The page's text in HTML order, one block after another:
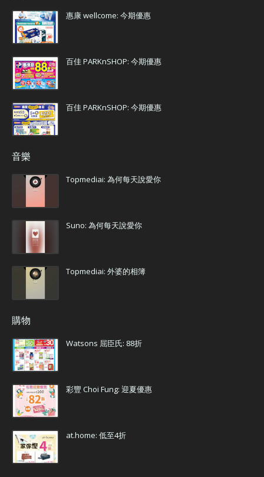
惠康 wellcome: 今期優惠
百佳 PARKnSHOP: 今期優惠
百佳 PARKnSHOP: 今期優惠
音樂
Topmediai: 為何每天說愛你
Suno: 為何每天說愛你
Topmediai: 外婆的相簿
購物
Watsons 屈臣氏: 88折
彩豐 Choi Fung: 迎夏優惠
at.home: 低至4折